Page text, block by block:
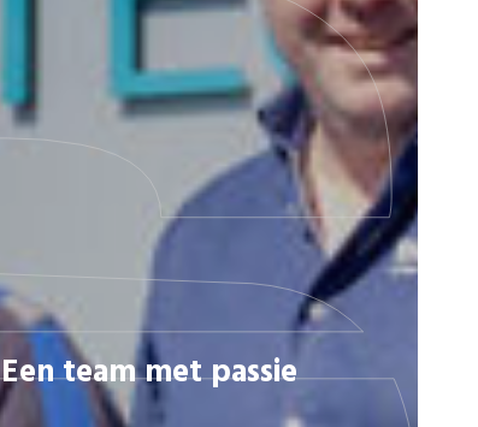
Een team met passie